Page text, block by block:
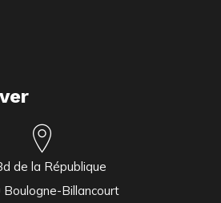
de la République
Billancourt